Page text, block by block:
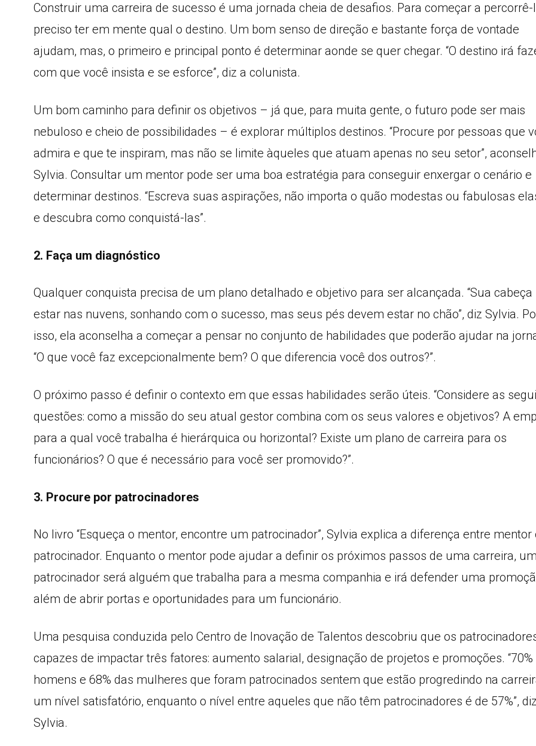
Construir uma carreira de sucesso é uma jornada cheia de desafios. Para começar a percorrê-
preciso ter em mente qual o destino. Um bom senso de direção e bastante força de vontade
ajudam, mas, o primeiro e principal ponto é determinar aonde se quer chegar. “O destino irá
com que você insista e se esforce”, diz a colunista.
Um bom caminho para definir os objetivos – já que, para muita gente, o futuro pode ser mais
nebuloso e cheio de possibilidades – é explorar múltiplos destinos. “Procure por pessoas que
admira e que te inspiram, mas não se limite àqueles que atuam apenas no seu setor”,
Sylvia. Consultar um mentor pode ser uma boa estratégia para conseguir enxergar o cenário e
determinar destinos. “Escreva suas aspirações, não importa o quão modestas ou fabulosas
e descubra como conquistá-las”.
2. Faça um diagnóstico
Qualquer conquista precisa de um plano detalhado e objetivo para ser alcançada. “Sua cabeça
estar nas nuvens, sonhando com o sucesso, mas seus pés devem estar no chão”, diz Sylvia.
isso, ela aconselha a começar a pensar no conjunto de habilidades que poderão ajudar na
“O que você faz excepcionalmente bem? O que diferencia você dos outros?”.
O próximo passo é definir o contexto em que essas habilidades serão úteis. “Considere as
questões: como a missão do seu atual gestor combina com os seus valores e objetivos? A
para a qual você trabalha é hierárquica ou horizontal? Existe um plano de carreira para os
funcionários? O que é necessário para você ser promovido?”.
3. Procure por patrocinadores
No livro “Esqueça o mentor, encontre um patrocinador”, Sylvia explica a diferença entre mentor
patrocinador. Enquanto o mentor pode ajudar a definir os próximos passos de uma carreira, um
patrocinador será alguém que trabalha para a mesma companhia e irá defender uma
além de abrir portas e oportunidades para um funcionário.
Uma pesquisa conduzida pelo Centro de Inovação de Talentos descobriu que os
capazes de impactar três fatores: aumento salarial, designação de projetos e promoções. “70%
homens e 68% das mulheres que foram patrocinados sentem que estão progredindo na
um nível satisfatório, enquanto o nível entre aqueles que não têm patrocinadores é de 57%”, diz
Sylvia.